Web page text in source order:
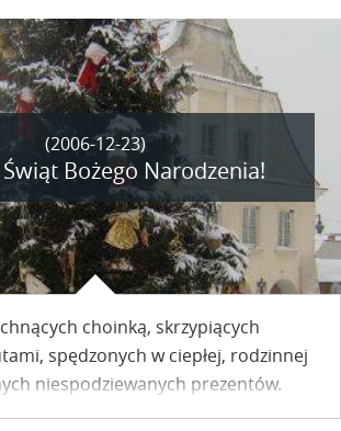
Klub Rotary jako „Wigilia z artystami”
ubiegłą sobotę w SARP-ie.
(2006-12-23)
Świąt Bożego Narodzenia!
choinką, skrzypiących
spędzonych w ciepłej, rodzinnej
niespodziewanych prezentów.
i odpoczynek,